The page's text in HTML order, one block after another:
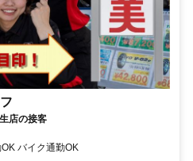
店の接客
バイク通勤OK